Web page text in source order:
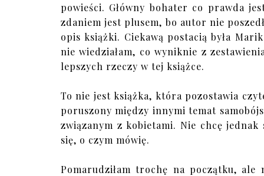
powieści. Główny bohater co prawda
zdaniem jest plusem, bo autor nie
opis książki. Ciekawą postacią była
nie wiedziałam, co wyniknie z
lepszych rzeczy w tej książce.
To nie jest książka, która pozostawia
poruszony między innymi temat
związanym z kobietami. Nie chcę
się, o czym mówię.
Pomarudziłam trochę na początku, ale